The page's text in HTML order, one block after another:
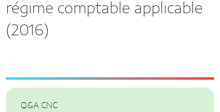
NOTRE HISTOIRE
NOS MISSIONS
FONCTIONNEMENT
PUBLICATIONS
DOCTRINE
DÉROGATIONS COMPTABLES
RAPPORTS D’ACTIVITÉS
CONTACT
régime comptable applicable
(2016)
Q&A CNC